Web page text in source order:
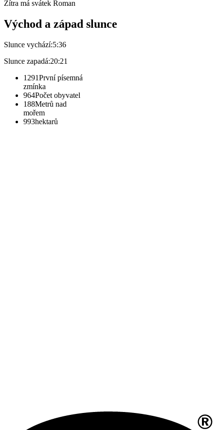
Zítra má svátek Roman
Východ a západ slunce
Slunce vychází:5:36
Slunce zapadá:20:21
1291První písemná
zmínka
964Počet obyvatel
188Metrů nad
mořem
993hektarů